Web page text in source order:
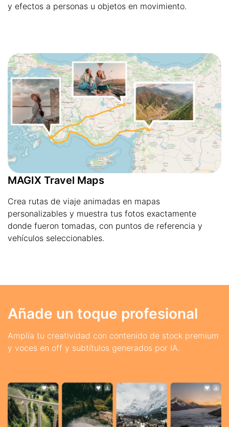
y efectos a personas u objetos en movimiento.
MAGIX Travel Maps
Crea rutas de viaje animadas en mapas
personalizables y muestra tus fotos exactamente
donde fueron tomadas, con puntos de referencia y
vehículos seleccionables.
Añade un toque profesional
Amplía tu creatividad con contenido de stock premium
y voces en off y subtítulos generados por IA.